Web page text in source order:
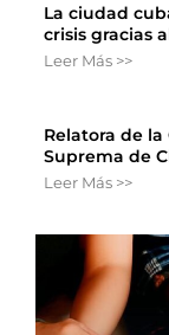
La ciudad
crisis gracias
Leer Más >>
Relatora de
Suprema de
Leer Más >>